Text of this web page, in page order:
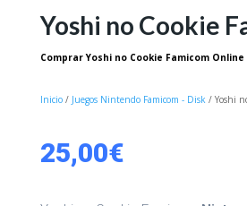
Yoshi no Cookie
Comprar Yoshi no Cookie Famicom
Inicio/ Juegos Nintendo Famicom - Disk / Yoshi
25,00€